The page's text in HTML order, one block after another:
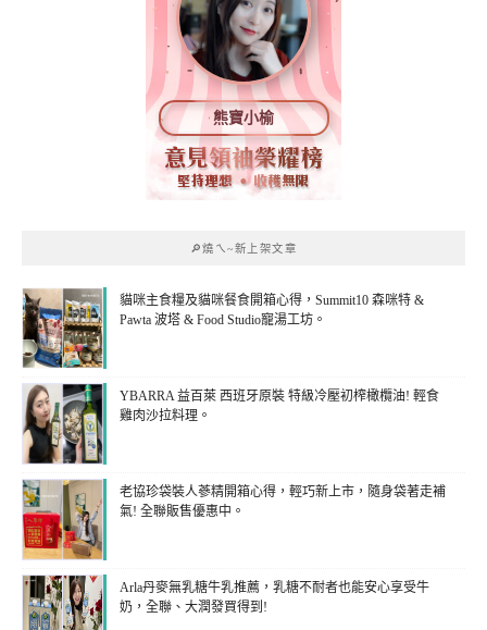
熊寶小榆
🔎燒ㄟ~新上架文章
貓咪主食糧及貓咪餐食開箱心得，Summit10 森咪特 &
Pawta 波塔 & Food Studio寵湯工坊。
YBARRA 益百萊 西班牙原裝 特級冷壓初榨橄欖油! 輕食
雞肉沙拉料理。
老協珍袋裝人蔘精開箱心得，輕巧新上市，隨身袋著走補
氣! 全聯販售優惠中。
Arla丹麥無乳糖牛乳推薦，乳糖不耐者也能安心享受牛
奶，全聯、大潤發買得到!